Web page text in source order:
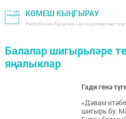
КӨМЕШ КЫҢГЫРАУ
Республика балалар һәм яшүсмерләр
Балалар шигырьләре
яңалыклар
Гади генә
«Дәвам
шигырь бу.